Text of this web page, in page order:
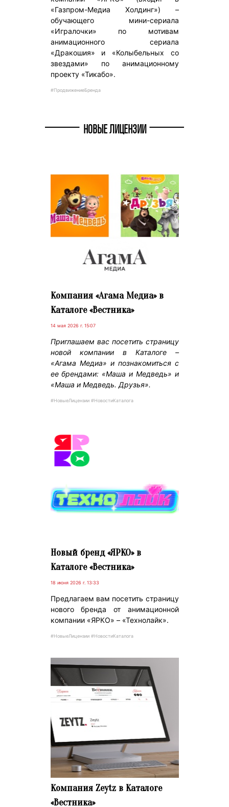
«Газпром-Медиа Холдинг») –
обучающего мини-сериала
«Игралочки» по мотивам
анимационного сериала
«Дракошия» и «Колыбельных со
звездами» по анимационному
проекту «Тикабо».
#ПродвижениеБренда
НОВЫЕ ЛИЦЕНЗИИ
Компания «Агама Медиа» в
Каталоге «Вестника»
14 мая 2026 г. 15:07
Приглашаем вас посетить страницу
новой компании в Каталоге –
«Агама Медиа» и познакомиться с
ее брендами: «Маша и Медведь» и
«Маша и Медведь. Друзья».
#НовыеЛицензии #НовостиКаталога
Новый бренд «ЯРКО» в
Каталоге «Вестника»
18 июня 2026 г. 13:33
Предлагаем вам посетить страницу
нового бренда от анимационной
компании «ЯРКО» – «Технолайк».
#НовыеЛицензии #НовостиКаталога
Компания Zeytz в Каталоге
«Вестника»